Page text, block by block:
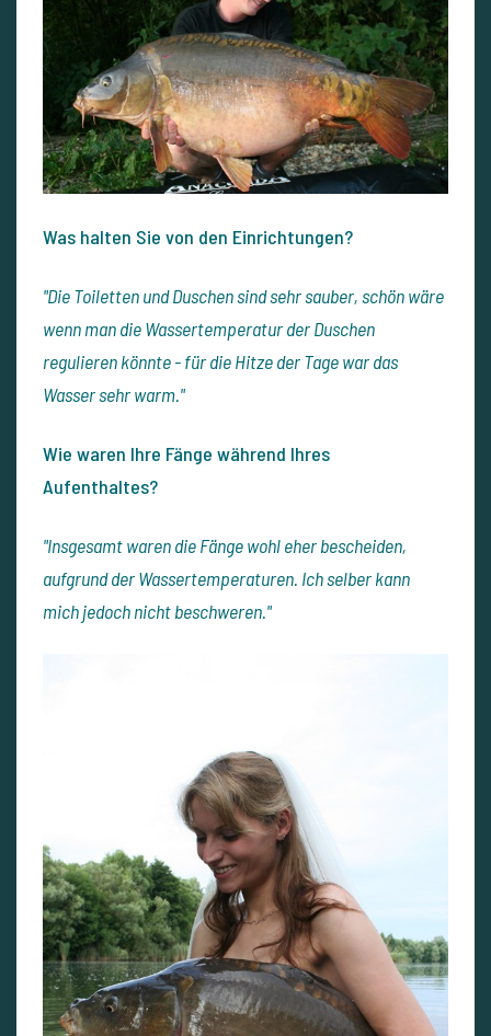
Was halten Sie von den Einrichtungen?
"Die Toiletten und Duschen sind sehr sauber, schön wäre
wenn man die Wassertemperatur der Duschen
regulieren könnte - für die Hitze der Tage war das
Wasser sehr warm."
Wie waren Ihre Fänge während Ihres
Aufenthaltes?
"Insgesamt waren die Fänge wohl eher bescheiden,
aufgrund der Wassertemperaturen. Ich selber kann
mich jedoch nicht beschweren."